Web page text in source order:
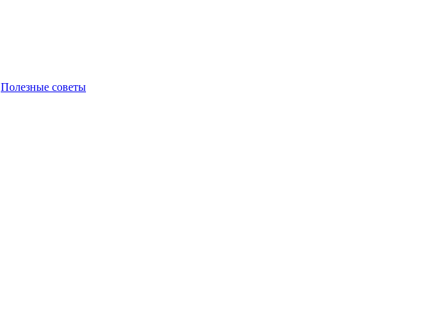
Полезные советы